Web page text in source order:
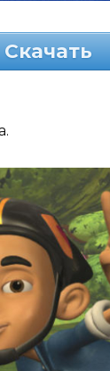
Скачать